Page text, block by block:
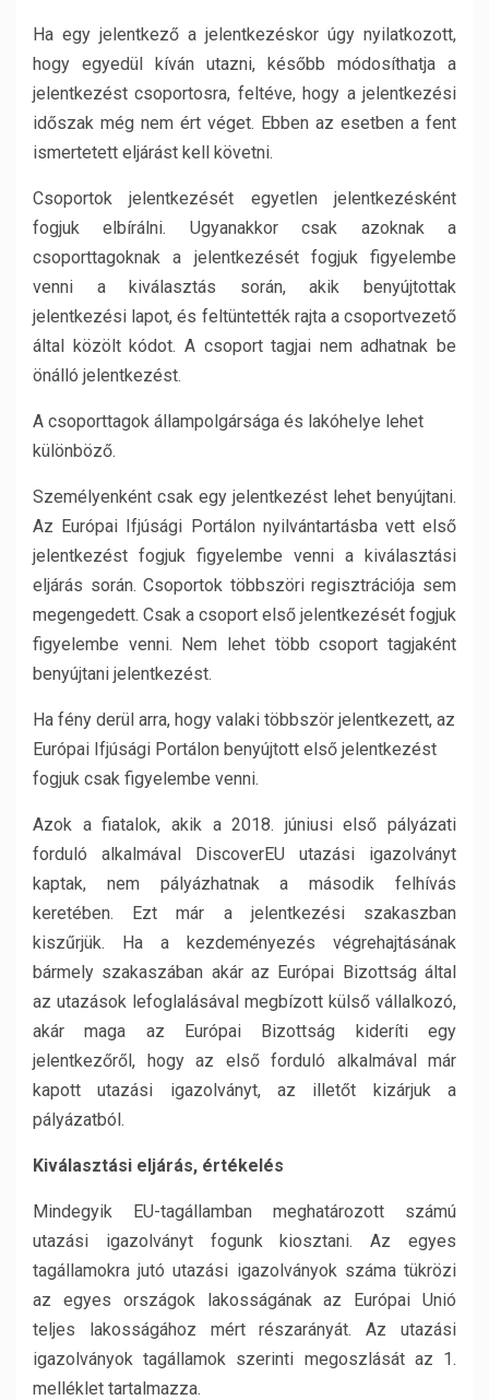
Ha egy jelentkező a jelentkezéskor úgy nyilatkozott,
hogy egyedül kíván utazni, később módosíthatja a
jelentkezést csoportosra, feltéve, hogy a jelentkezési
időszak még nem ért véget. Ebben az esetben a fent
ismertetett eljárást kell követni.
Csoportok jelentkezését egyetlen jelentkezésként
fogjuk elbírálni. Ugyanakkor csak azoknak a
csoporttagoknak a jelentkezését fogjuk figyelembe
venni a kiválasztás során, akik benyújtottak
jelentkezési lapot, és feltüntették rajta a csoportvezető
által közölt kódot. A csoport tagjai nem adhatnak be
önálló jelentkezést.
A csoporttagok állampolgársága és lakóhelye lehet
különböző.
Személyenként csak egy jelentkezést lehet benyújtani.
Az Európai Ifjúsági Portálon nyilvántartásba vett első
jelentkezést fogjuk figyelembe venni a kiválasztási
eljárás során. Csoportok többszöri regisztrációja sem
megengedett. Csak a csoport első jelentkezését fogjuk
figyelembe venni. Nem lehet több csoport tagjaként
benyújtani jelentkezést.
Ha fény derül arra, hogy valaki többször jelentkezett, az
Európai Ifjúsági Portálon benyújtott első jelentkezést
fogjuk csak figyelembe venni.
Azok a fiatalok, akik a 2018. júniusi első pályázati
forduló alkalmával DiscoverEU utazási igazolványt
kaptak, nem pályázhatnak a második felhívás
keretében. Ezt már a jelentkezési szakaszban
kiszűrjük. Ha a kezdeményezés végrehajtásának
bármely szakaszában akár az Európai Bizottság által
az utazások lefoglalásával megbízott külső vállalkozó,
akár maga az Európai Bizottság kideríti egy
jelentkezőről, hogy az első forduló alkalmával már
kapott utazási igazolványt, az illetőt kizárjuk a
pályázatból.
Kiválasztási eljárás, értékelés
Mindegyik EU-tagállamban meghatározott számú
utazási igazolványt fogunk kiosztani. Az egyes
tagállamokra jutó utazási igazolványok száma tükrözi
az egyes országok lakosságának az Európai Unió
teljes lakosságához mért részarányát. Az utazási
igazolványok tagállamok szerinti megoszlását az 1.
melléklet tartalmazza.